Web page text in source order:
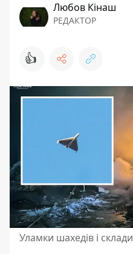
Любов Кінаш
РЕДАКТОР
👍
Уламки шахедів і склади